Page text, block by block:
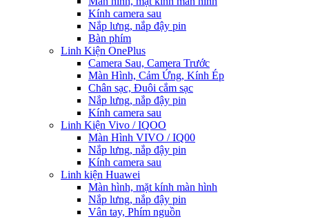
Kính camera sau
Nắp lưng, nắp đậy pin
Bàn phím
Linh Kiện OnePlus
Camera Sau, Camera Trước
Màn Hình, Cảm Ứng, Kính Ép
Chân sạc, Đuôi cắm sạc
Nắp lưng, nắp đậy pin
Kính camera sau
Linh Kiện Vivo / IQOO
Màn Hình VIVO / IQ00
Nắp lưng, nắp đậy pin
Kính camera sau
Linh kiện Huawei
Màn hình, mặt kính màn hình
Nắp lưng, nắp đậy pin
Vân tay, Phím nguồn